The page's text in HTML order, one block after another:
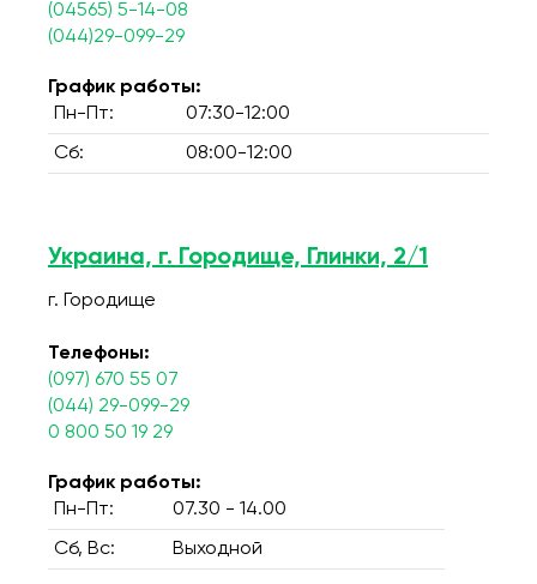
(04565) 5-14-08
(044)29-099-29
График работы:
Пн-Пт:
07:30-12:00
Сб: 08:00-12:00
Украина, г. Городище, Глинки, 2/1
г. Городище
Телефоны:
(097) 670 55 07
(044) 29-099-29
0 800 50 19 29
График работы:
Пн-Пт:
07.30 - 14.00
Сб, Вс: Выходной